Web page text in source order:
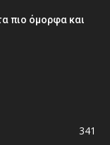
πιο όμορφα και
341